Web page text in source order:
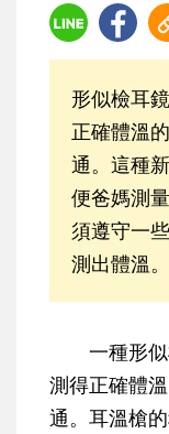
形似檢耳
正確體溫
通。這種
便爸媽測
須遵守一
測出體溫。
一種形似
測得正確體
通。耳溫槍